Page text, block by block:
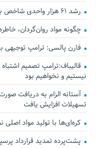
رشد ۶۱ هزار واحدی شاخص بورس
چگونه مواد روان‌گردان،
فارن پالسی: ترامپ توجیهی
قالیباف:ترامپ تصمیم
نیستیم و نخواهیم بود
تسهیلات افزایش یافت
کره‌ای‌ها با تولید مواد اصلی
پشت‌پرده تمدید قرارداد